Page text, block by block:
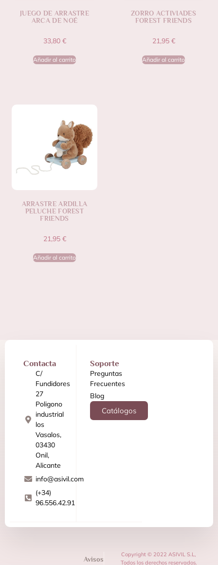
JUEGO DE ARRASTRE
ARCA DE NOÉ
33,80 €
Añadir al carrito
ZORRO ACTIVIADES
FOREST FRIENDS
21,95 €
Añadir al carrito
ARRASTRE ARDILLA
PELUCHE FOREST
FRIENDS
21,95 €
Añadir al carrito
Contacta
C/
Fundidores
27
Poligono
industrial
los
Vasalos,
03430
Onil,
Alicante
info@asivil.com
(+34)
96.556.42.91
Soporte
Preguntas
Frecuentes
Blog
Catálogos
Avisos
Copyright © 2022 ASIVIL S.L,
Todos los derechos reservados.